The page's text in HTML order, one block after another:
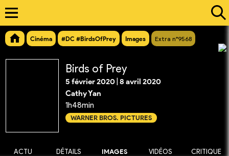
Cinéma #DC #BirdsOfPrey Images Extra n°9568
Birds of Prey
5 février 2020 8 avril 2020
Cathy Yan
1h48min
WARNER BROS. PICTURES
ACTU DÉTAILS IMAGES VIDÉOS CRITIQUE